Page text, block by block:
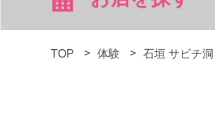
TOP 体験 石垣 サビチ洞